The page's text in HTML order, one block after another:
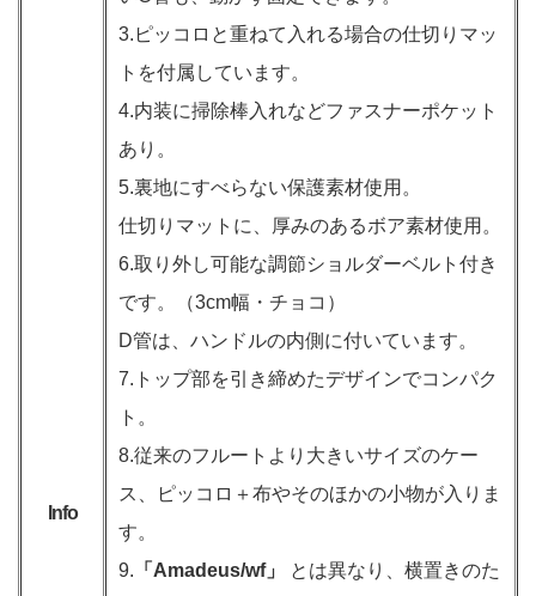
Info
3.ピッコロと重ねて入れる場合の仕切りマッ
トを付属しています。
4.内装に掃除棒入れなどファスナーポケット
あり。
5.裏地にすべらない保護素材使用。
仕切りマットに、厚みのあるボア素材使用。
6.取り外し可能な調節ショルダーベルト付き
です。（3cm幅・チョコ）
D管は、ハンドルの内側に付いています。
7.トップ部を引き締めたデザインでコンパク
ト。
8.従来のフルートより大きいサイズのケー
ス、ピッコロ＋布やそのほかの小物が入りま
す。
9. 「Amadeus/wf」
とは異なり、横置きのた